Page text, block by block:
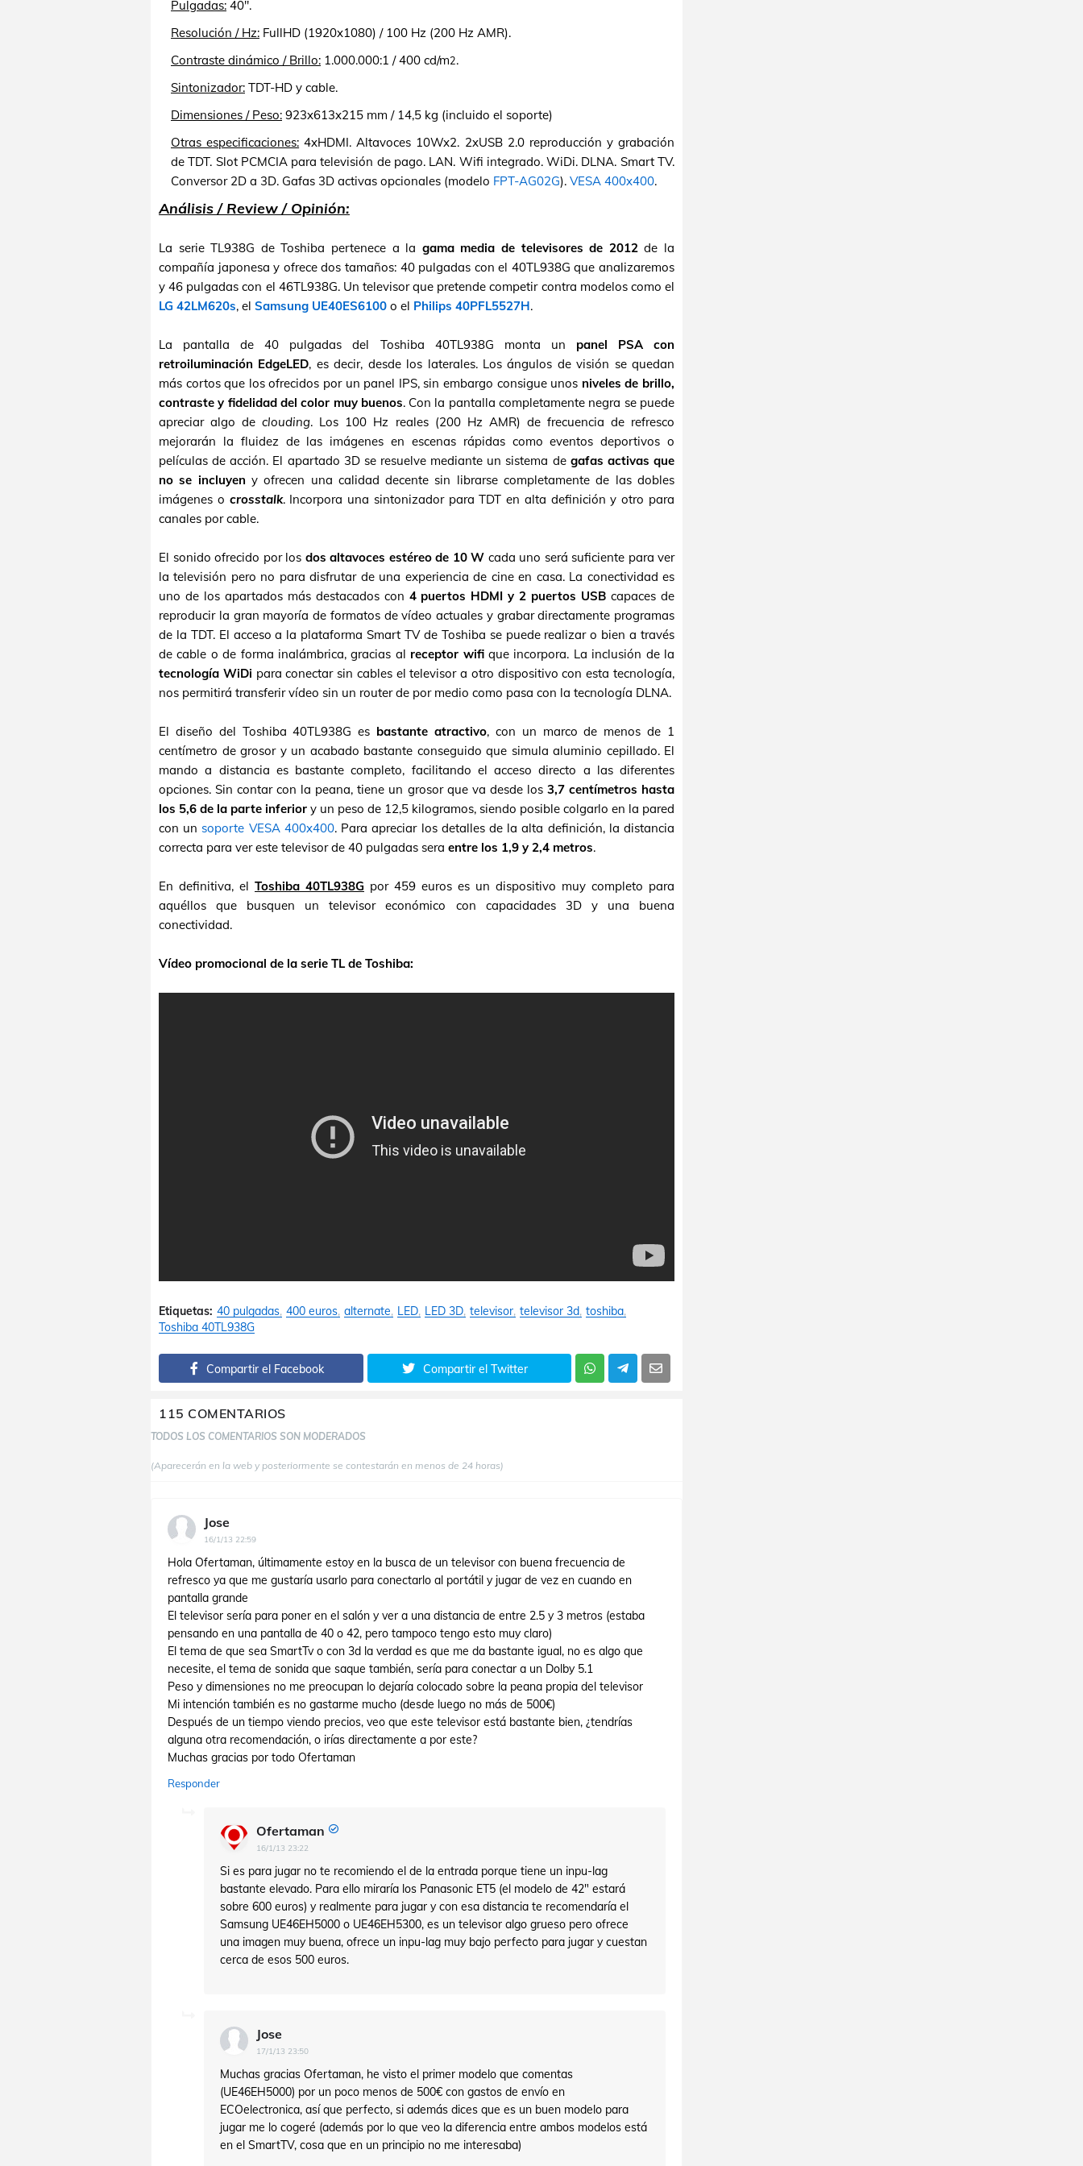
Pulgadas: 40".
Resolución / Hz: FullHD (1920x1080) / 100 Hz (200 Hz AMR).
Contraste dinámico / Brillo: 1.000.000:1 / 400 cd/m2.
Sintonizador: TDT-HD y cable.
Dimensiones / Peso: 923x613x215 mm / 14,5 kg (incluido el soporte)
Otras especificaciones: 4xHDMI. Altavoces 10Wx2. 2xUSB 2.0 reproducción y grabación
de TDT. Slot PCMCIA para televisión de pago. LAN. Wifi integrado. WiDi. DLNA. Smart TV.
Conversor 2D a 3D. Gafas 3D activas opcionales (modelo FPT-AG02G). VESA 400x400.
Análisis / Review / Opinión:
La serie TL938G de Toshiba pertenece a la gama media de televisores de 2012de la
compañía japonesa y ofrece dos tamaños: 40 pulgadas con el 40TL938G que analizaremos
y 46 pulgadas con el 46TL938G. Un televisor que pretende competir contra modelos como el
LG 42LM620s, el Samsung UE40ES6100 o el Philips 40PFL5527H.
La pantalla de 40 pulgadas del Toshiba 40TL938G monta un panel PSA con
retroiluminación EdgeLED, es decir, desde los laterales. Los ángulos de visión se quedan
más cortos que los ofrecidos por un panel IPS, sin embargo consigue unos niveles de brillo,
contraste y fidelidad del color muy buenos. Con la pantalla completamente negra se puede
apreciar algo declouding. Los 100 Hz reales (200 Hz AMR) de frecuencia de refresco
mejorarán la fluidez de las imágenes en escenas rápidas como eventos deportivos o
películas de acción. El apartado 3D se resuelve mediante un sistema de gafas activas que
no se incluyen y ofrecen una calidad decente sin librarse completamente de las dobles
imágenes o crosstalk. Incorpora una sintonizador para TDT en alta definición y otro para
canales por cable.
El sonido ofrecido por los dos altavoces estéreo de 10 W cada uno será suficiente para ver
la televisión pero no para disfrutar de una experiencia de cine en casa. La conectividad es
uno de los apartados más destacados con 4 puertos HDMI y 2 puertos USB capaces de
reproducir la gran mayoría de formatos de vídeo actuales y grabar directamente programas
de la TDT. El acceso a la plataforma Smart TV de Toshiba se puede realizar o bien a través
de cable o de forma inalámbrica, gracias al receptor wifique incorpora. La inclusión de la
tecnología WiDi para conectar sin cables el televisor a otro dispositivo con esta tecnología,
nos permitirá transferir vídeo sin un router de por medio como pasa con la tecnología DLNA.
El diseño del Toshiba 40TL938G es bastante atractivo, con un marco de menos de 1
centímetro de grosor y un acabado bastante conseguido que simula aluminio cepillado. El
mando a distancia es bastante completo, facilitando el acceso directo a las diferentes
opciones. Sin contar con la peana, tiene un grosor que va desde los 3,7 centímetros hasta
los 5,6 de la parte inferior y un peso de 12,5 kilogramos, siendo posible colgarlo en la pared
con unsoporte VESA 400x400. Para apreciar los detalles de la alta definición, la distancia
correcta para ver este televisor de 40 pulgadas sera entre los 1,9 y 2,4 metros.
En definitiva, el Toshiba 40TL938G por 459 euros es un dispositivo muy completo para
aquéllos que busquen un televisor económico con capacidades 3D y una buena
conectividad.
Vídeo promocional de la serie TL de Toshiba:
Etiquetas: 40 pulgadas 400 euros alternate LED LED 3D televisor televisor 3d toshiba
Toshiba 40TL938G
Compartir el Facebook Compartir el Twitter
115 COMENTARIOS
TODOS LOS COMENTARIOS SON MODERADOS
(Aparecerán en la web y posteriormente se contestarán en menos de 24 horas)
Jose
16/1/13 22:59
Hola Ofertaman, últimamente estoy en la busca de un televisor con buena frecuencia de
refresco ya que me gustaría usarlo para conectarlo al portátil y jugar de vez en cuando en
pantalla grande
El televisor sería para poner en el salón y ver a una distancia de entre 2.5 y 3 metros (estaba
pensando en una pantalla de 40 o 42, pero tampoco tengo esto muy claro)
El tema de que sea SmartTv o con 3d la verdad es que me da bastante igual, no es algo que
necesite, el tema de sonida que saque también, sería para conectar a un Dolby 5.1
Peso y dimensiones no me preocupan lo dejaría colocado sobre la peana propia del televisor
Mi intención también es no gastarme mucho (desde luego no más de 500€)
Después de un tiempo viendo precios, veo que este televisor está bastante bien, ¿tendrías
alguna otra recomendación, o irías directamente a por este?
Muchas gracias por todo Ofertaman
Responder
Ofertaman
16/1/13 23:22
Si es para jugar no te recomiendo el de la entrada porque tiene un inpu-lag
bastante elevado. Para ello miraría los Panasonic ET5 (el modelo de 42" estará
sobre 600 euros) y realmente para jugar y con esa distancia te recomendaría el
Samsung UE46EH5000 o UE46EH5300, es un televisor algo grueso pero ofrece
una imagen muy buena, ofrece un inpu-lag muy bajo perfecto para jugar y cuestan
cerca de esos 500 euros.
Jose
17/1/13 23:50
Muchas gracias Ofertaman, he visto el primer modelo que comentas
(UE46EH5000) por un poco menos de 500€ con gastos de envío en
ECOelectronica, así que perfecto, si además dices que es un buen modelo para
jugar me lo cogeré (además por lo que veo la diferencia entre ambos modelos está
en el SmartTV, cosa que en un principio no me interesaba)